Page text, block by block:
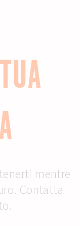
mentre
Contatta